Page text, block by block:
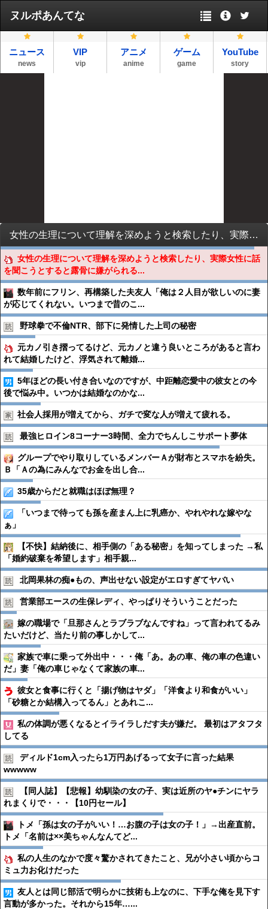
ヌルポあんてな
ニュース
news
VIP
vip
アニメ
anime
ゲーム
game
YouTube
story
女性の生理について理解を深めようと検索したり、実際女性に話を聞こうとすると露骨に嫌がられるな
女性の生理について理解を深めようと検索したり、実際女性に話
を聞こうとすると露骨に嫌がられる...
数年前にフリン、再構築した夫友人「俺は２人目が欲しいのに妻
が応じてくれない。いつまで昔のこ...
野球拳で不倫NTR、部下に発情した上司の秘密
元カノ引き摺ってるけど、元カノと違う良いところがあると言わ
れて結婚したけど、浮気されて離婚...
5年ほどの長い付き合いなのですが、中距離恋愛中の彼女との今
後で悩み中。いつかは結婚なのかな...
社会人採用が増えてから、ガチで変な人が増えて疲れる。
最強ヒロイン8コーナー3時間、全力でちんしこサポート夢体
グループでやり取りしているメンバーＡが財布とスマホを紛失。
Ｂ「Ａの為にみんなでお金を出し合...
35歳からだと就職はほぼ無理？
「いつまで待っても孫を産まん上に乳癌か、やれやれな嫁やな
ぁ」
【不快】結納後に、相手側の「ある秘密」を知ってしまった →私
「婚約破棄を希望します」相手親...
北岡果林の痴●︎もの、声出せない設定がエロすぎてヤバい
営業部エースの生保レディ、やっぱりそういうことだった
嫁の職場で「旦那さんとラブラブなんですね」って言われてるみ
たいだけど、当たり前の事しかして...
家族で車に乗って外出中・・・俺「あ。あの車、俺の車の色違い
だ」妻「俺の車じゃなくて家族の車...
彼女と食事に行くと「揚げ物はヤダ」「洋食より和食がいい」
「砂糖とか結構入ってるん」とあれこ...
私の体調が悪くなるとイライラしだす夫が嫌だ。 最初はアタフタ
してる
ディルド1cm入ったら1万円あげるって女子に言った結果
wwwww
【同人誌】【悲報】幼馴染の女の子、実は近所のヤ●︎チンにヤラ
れまくりで・・・【10円セール】
トメ「孫は女の子がいい！…お腹の子は女の子！」→出産直前。
トメ「名前は××美ちゃんなんてど...
私の人生のなかで度々驚かされてきたこと、兄が小さい頃からコ
ミュ力お化けだった
友人とは同じ部活で明らかに技術も上なのに、下手な俺を見下す
言動が多かった。それから15年…...